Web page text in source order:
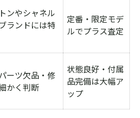
ンやシャネル
ランドには特
定番・限定モデ
ルでプラス査定
ーツ欠品・修
かく判断
状態良好・付属
品完備は大幅ア
ップ